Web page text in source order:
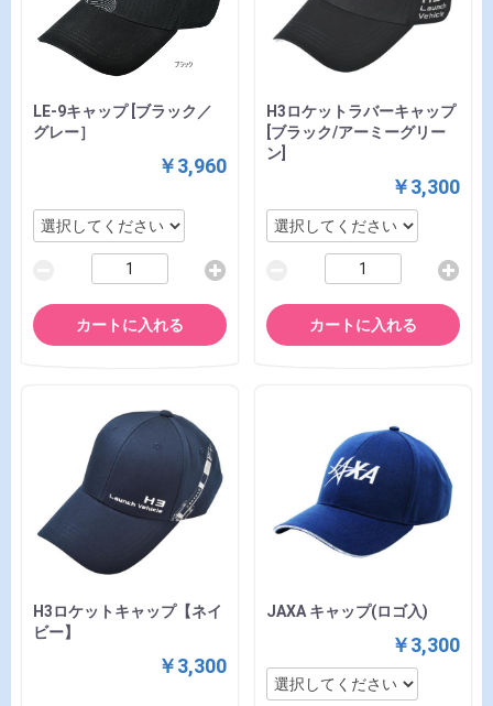
LE-9キャップ [ブラック／
グレー］
￥3,960
カートに入れる
H3ロケットラバーキャップ
[ブラック/アーミーグリー
ン]
￥3,300
カートに入れる
H3ロケットキャップ【ネイ
ビー】
￥3,300
JAXA キャップ(ロゴ入)
￥3,300